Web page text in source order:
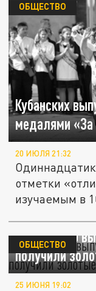
Кубанских
медалями «За
ОБЩЕСТВО
20 ИЮЛЯ 21:32
отметки
изучаемым в
Больше 600
получили
ОБЩЕСТВО
25 ИЮНЯ 19:02